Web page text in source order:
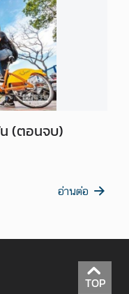
(ตอนจบ)
อ่านต่อ
TOP